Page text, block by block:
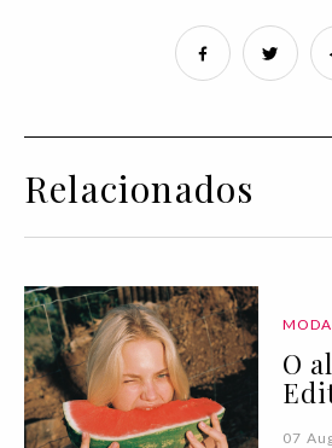
Relacionados
MODA
O
07